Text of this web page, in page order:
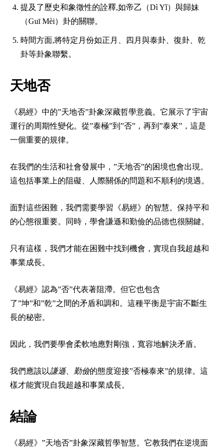
提及了歷史和象徵性的詮釋,如帝乙（Dì Yǐ）與歸妹
（Guī Mèi）卦的關聯。
時間方面,將特定月份如正月、四月與泰卦、復卦、乾
卦等卦象聯繫。
天地否
《易經》中的”天地否”卦象深藏哲學意義。它展示了宇宙
運行的周期性變化。從”泰極”到”否”，再到”泰來”，這是
一個重要的規律。
在我們的生活和社會發展中，”天地否”的困境也會出現。
這包括事業上的阻礙、人際關係的問題和不順利的境遇。
面對這些困難，我們需要學習《易經》的智慧。保持平和
的心態很重要。同時，學會謙遜和勤儉的品德也很關鍵。
只有這樣，我們才能在困難中找到機會，實現自我超越和
事業成長。
《易經》認為”否”代表著阻滯。但它也包含
了”坤”和”乾”之間的矛盾和調和。這種平衡是宇宙不斷生
長的秘密。
因此，我們要學會柔軟地應對剛強，寬容地解決矛盾。
我們應該以謙遜、 勤儉的態度迎接”否極泰來”的規律。這
樣才能實現自我超越和事業成長。
結論
《易經》”天地否”卦象深藏哲學智慧。它教我們在逆境面